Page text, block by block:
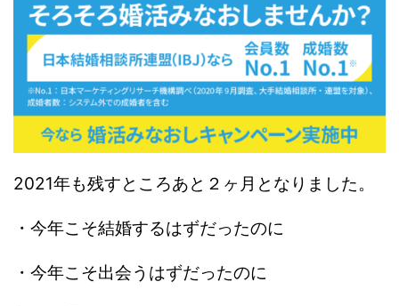
2021年も残すところあと２ヶ月となりました。
・今年こそ結婚するはずだったのに
・今年こそ出会うはずだったのに